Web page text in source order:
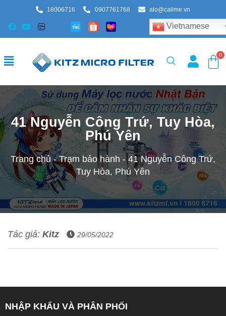
18006716 0907761768 alo@callme.vn
Vietnamese
41 Nguyễn Công Trứ, Tuy Hòa,
Phú Yên
Trang chủ-Trạm bảo hành -41 Nguyễn Công Trứ,
Tuy Hòa, Phú Yên
Tác giả: Kitz 29/05/2022
NHẬP KHẨU VÀ PHÂN PHỐI